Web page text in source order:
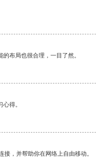
布局也很合理，一目了然。
得。
，并帮助你在网络上自由移动。